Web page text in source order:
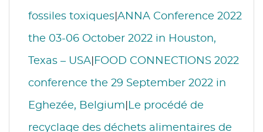
fossiles toxiques ANNA Conference 2022
the 03-06 October 2022 in Houston,
Texas – USA FOOD CONNECTIONS 2022
conference the 29 September 2022 in
Eghezée, Belgium Le procédé de
recyclage des déchets alimentaires de